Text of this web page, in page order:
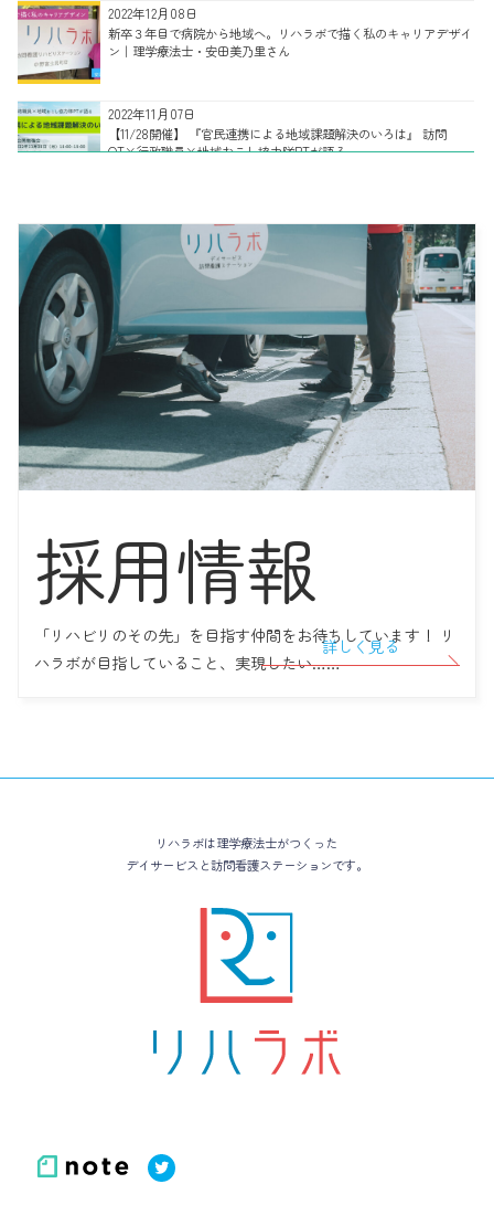
2022年12月08日
新卒３年目で病院から地域へ。リハラボで描く私のキャリアデザイ
ン｜理学療法士・安田美乃里さん
2022年11月07日
【11/28開催】 『官民連携による地域課題解決のいろは』 訪問
OT×行政職員×地域おこし協力隊PTが語る
多様な強みを併せ持つ、リハラボ訪問看護部門リハビリチームのご
紹介｜主任/理学療法士・目代桃子さん
2022年09月14日
【予告！会社説明会】 リハラボ町田、看護師を募集！
2022年09月05日
いつまでたっても社会勉強！ リハラボ高円寺とAさんの10年間の軌
跡
【お知らせ】 2022年9月よりリハラボ町田に「言語聴覚士」 がメン
バーとして加わります！
採用情報
「リハビリのその先」を目指す仲間をお待ちしています！ リ
ハラボが目指していること、実現したい……
詳しく見る
リハラボは理学療法士がつくった
デイサービスと訪問看護ステーションです。